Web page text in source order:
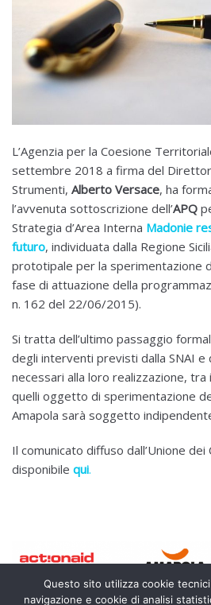
L’Agenzia per la Coesione
settembre 2018 a firma del
Strumenti, Alberto Versace, ha
l’avvenuta sottoscrizione dell’APQ
Strategia d’Area Interna Madonie
futuro, individuata dalla Regione
prototipale per la sperimentazione
fase di attuazione della
n. 162 del 22/06/2015).
Si tratta dell’ultimo passaggio
degli interventi previsti dalla SNAI e
necessari alla loro realizzazione,
quelli oggetto di sperimentazione
Amapola sarà soggetto
Il comunicato diffuso dall’Unione dei
disponibile qui.
Questo sito utilizza cookie
navigazione e cookie di analisi